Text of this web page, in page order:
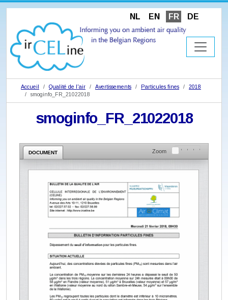
NL EN FR DE
Accueil Qualité de l'air Avertissements Particules fines
2018
smoginfo_FR_21022018
smoginfo_FR_21022018
DOCUMENT Zoom